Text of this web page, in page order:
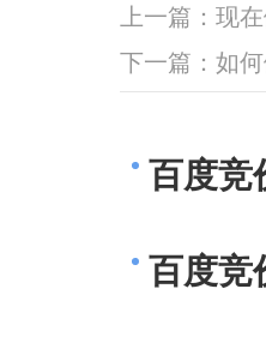
上一篇： 现
下一篇： 如
百度竞
百度竞